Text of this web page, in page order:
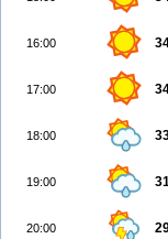
16:00
17:00
18:00
19:00
20:00